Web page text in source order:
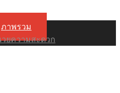
ภาพรวม
ยความสะดวก